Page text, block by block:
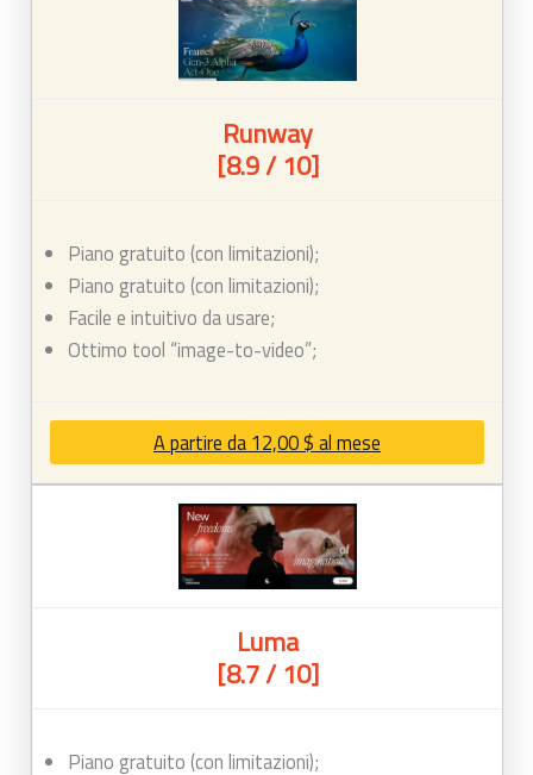
Runway
[8.9 / 10]
Piano gratuito (con limitazioni);
Piano gratuito (con limitazioni);
Facile e intuitivo da usare;
Ottimo tool “image-to-video”;
A partire da 12,00 $ al mese
Luma
[8.7 / 10]
Piano gratuito (con limitazioni);